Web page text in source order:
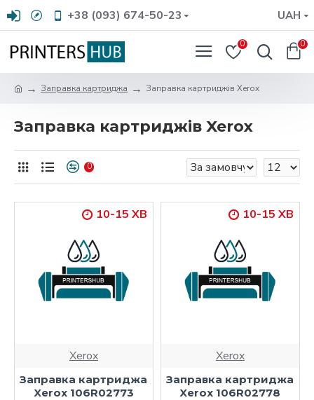
+38 (093) 674-50-23 UAH
0 0
Заправка картриджа Заправка картриджів Xerox
Заправка картриджів Xerox
0
10-15 ХВ
Xerox
Заправка картриджа
Xerox 106R02773
10-15 ХВ
Xerox
Заправка картриджа
Xerox 106R02778